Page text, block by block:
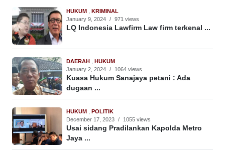
HUKUM
KRIMINAL
January 9, 2024 / 971 views
LQ Indonesia Lawfirm Law firm terkenal ...
DAERAH
HUKUM
January 2, 2024 / 1064 views
Kuasa Hukum Sanajaya petani : Ada
dugaan ...
HUKUM
POLITIK
December 17, 2023 / 1055 views
Usai sidang Pradilankan Kapolda Metro
Jaya ...